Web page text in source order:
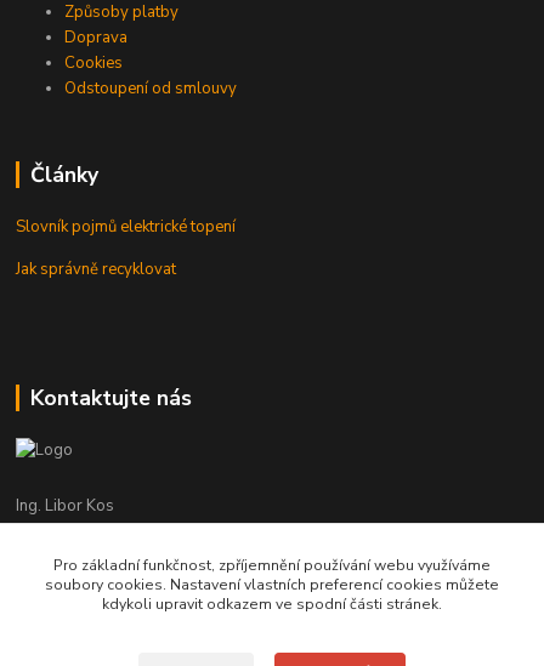
Způsoby platby
Doprava
Cookies
Odstoupení od smlouvy
Články
Slovník pojmů elektrické topení
Jak správně recyklovat
Kontaktujte nás
Ing. Libor Kos
+420 601 555 225
(Po-Pá: 8-17:00 hod.)
info@infrasystemy.cz
Pro základní funkčnost, zpříjemnění používání webu využíváme
soubory cookies. Nastavení vlastních preferencí cookies můžete
kdykoli upravit odkazem ve spodní části stránek.